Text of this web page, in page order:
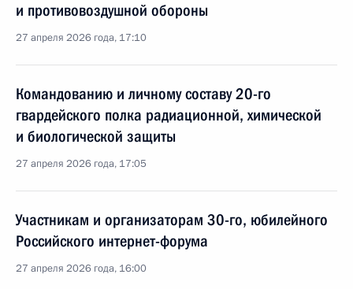
и противовоздушной обороны
27 апреля 2026 года, 17:10
Командованию и личному составу 20-го
гвардейского полка радиационной, химической
и биологической защиты
27 апреля 2026 года, 17:05
Участникам и организаторам 30-го, юбилейного
Российского интернет-форума
27 апреля 2026 года, 16:00